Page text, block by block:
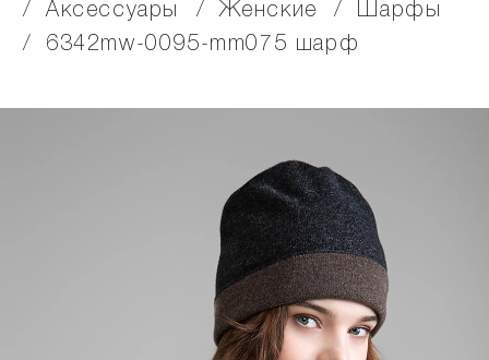
аксессуары
женские
шарфы
6342mw-0095-mm075 шарф